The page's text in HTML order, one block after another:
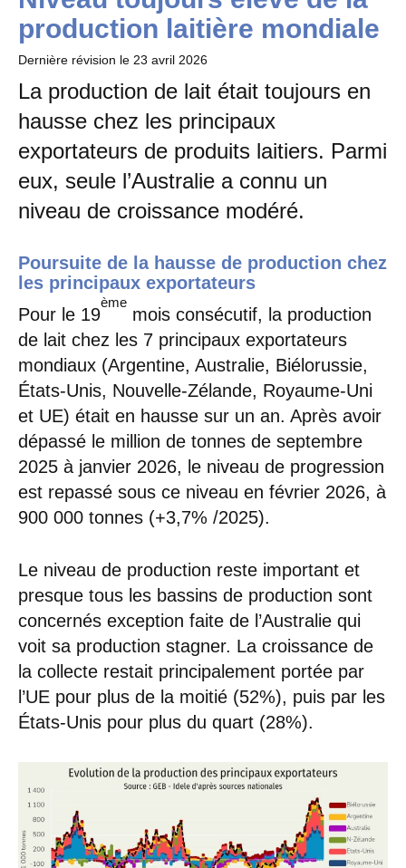
production laitière mondiale
Dernière révision le 23 avril 2026
La production de lait était toujours en
hausse chez les principaux
exportateurs de produits laitiers. Parmi
eux, seule l’Australie a connu un
niveau de croissance modéré.
Poursuite de la hausse de production chez
les principaux exportateurs
Pour le 19
ème
mois consécutif, la production
de lait chez les 7 principaux exportateurs
mondiaux (Argentine, Australie, Biélorussie,
États-Unis, Nouvelle-Zélande, Royaume-Uni
et UE) était en hausse sur un an. Après avoir
dépassé le million de tonnes de septembre
2025 à janvier 2026, le niveau de progression
est repassé sous ce niveau en février 2026, à
900 000 tonnes (+3,7% /2025).
Le niveau de production reste important et
presque tous les bassins de production sont
concernés exception faite de l’Australie qui
voit sa production stagner. La croissance de
la collecte restait principalement portée par
l’UE pour plus de la moitié (52%), puis par les
États-Unis pour plus du quart (28%).